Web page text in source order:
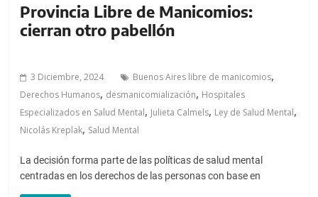
Provincia Libre de Manicomios:
cierran otro pabellón
3 Diciembre, 2024 Buenos Aires libre de manicomios,
Derechos Humanos, desmanicomialización, Hospitales
Especializados en Salud Mental, Julieta Calmels, Ley de Salud Mental,
Nicolás Kreplak, Salud Mental
La decisión forma parte de las políticas de salud mental
centradas en los derechos de las personas con base en